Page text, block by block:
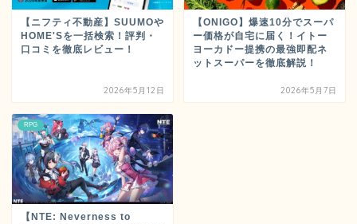
【ニフティ不動産】SUUMOや
HOME'Sを一括検索！評判・
口コミを徹底レビュー！
2026年5月12日
【ONIGO】爆速10分でスーパ
ー価格が自宅に届く！イトー
ヨーカドー提携の最強即配ネ
ットスーパーを徹底解説！
2026年5月7日
RPG
【NTE: Neverness to